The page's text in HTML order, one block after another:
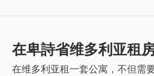
在卑詩省维多利亚租
在维多利亚租一套公寓，不但需